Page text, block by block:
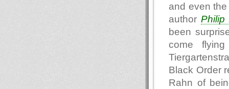
and even
author Philip
been
come
Black Order
Rahn of